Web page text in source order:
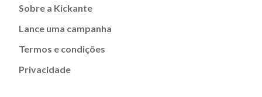
Sobre a Kickante
Lance uma campanha
Termos e condições
Privacidade